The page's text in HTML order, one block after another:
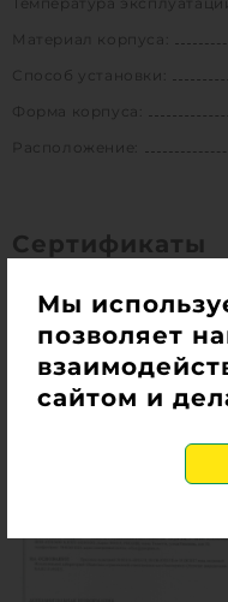
Материал корпуса:
Способ установки:
Форма корпуса:
Расположение:
Сертификаты
Мы
позволяет
сайтом и